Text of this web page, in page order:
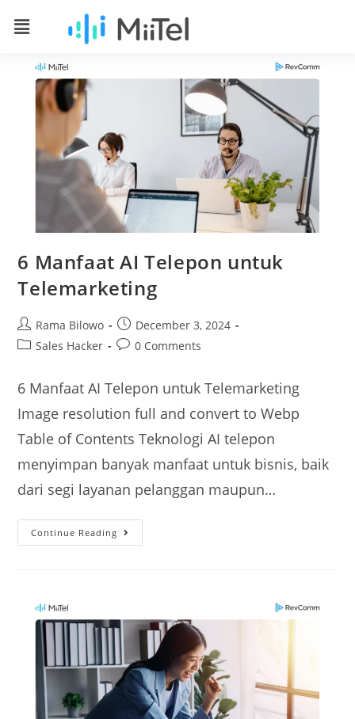
6 Manfaat AI Telepon untuk
Telemarketing
Rama Bilowo
December 3, 2024
Sales Hacker
0 Comments
6 Manfaat AI Telepon untuk Telemarketing
Image resolution full and convert to Webp
Table of Contents Teknologi AI telepon
menyimpan banyak manfaat untuk bisnis, baik
dari segi layanan pelanggan maupun…
Continue Reading